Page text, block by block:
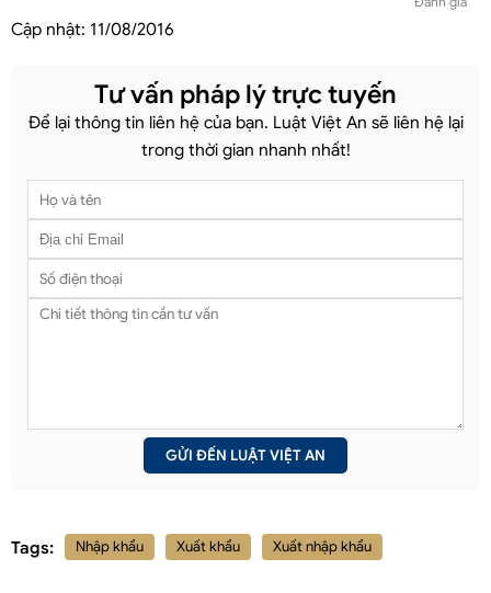
Cập nhật: 11/08/2016
Tư vấn pháp lý trực tuyến
Để lại thông tin liên hệ của bạn. Luật Việt An sẽ liên hệ lại
trong thời gian nhanh nhất!
Tags: Nhập khẩu Xuất khẩu Xuất nhập khẩu